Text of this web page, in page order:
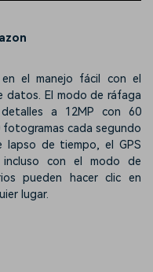
el manejo fácil con el
datos. El modo de ráfaga
a 12MP con 60
cada segundo
lapso de tiempo, el GPS
con el modo de
pueden hacer clic en
lugar.